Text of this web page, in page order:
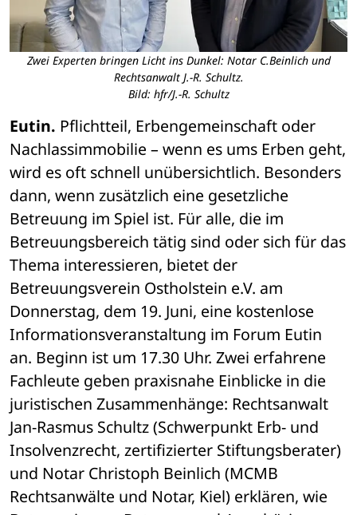
Zwei Experten bringen Licht ins Dunkel: Notar C.Beinlich und
Rechtsanwalt J.-R. Schultz.
Bild: hfr/J.-R. Schultz
Eutin. Pflichtteil, Erbengemeinschaft oder
Nachlassimmobilie – wenn es ums Erben geht,
wird es oft schnell unübersichtlich. Besonders
dann, wenn zusätzlich eine gesetzliche
Betreuung im Spiel ist. Für alle, die im
Betreuungsbereich tätig sind oder sich für das
Thema interessieren, bietet der
Betreuungsverein Ostholstein e.V. am
Donnerstag, dem 19. Juni, eine kostenlose
Informationsveranstaltung im Forum Eutin
an. Beginn ist um 17.30 Uhr. Zwei erfahrene
Fachleute geben praxisnahe Einblicke in die
juristischen Zusammenhänge: Rechtsanwalt
Jan-Rasmus Schultz (Schwerpunkt Erb- und
Insolvenzrecht, zertifizierter Stiftungsberater)
und Notar Christoph Beinlich (MCMB
Rechtsanwälte und Notar, Kiel) erklären, wie